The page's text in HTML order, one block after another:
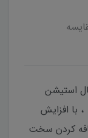
استیشن
سندینگ Sanding مدل Arc5 PRO-EGL ، با افزایش
و اضافه کردن سخت